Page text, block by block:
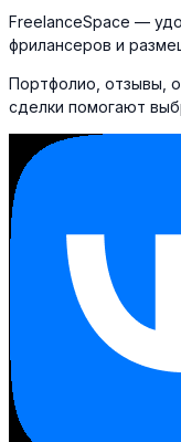
FreelanceSpace —
фрилансеров и
Портфолио, отзывы,
сделки помогают